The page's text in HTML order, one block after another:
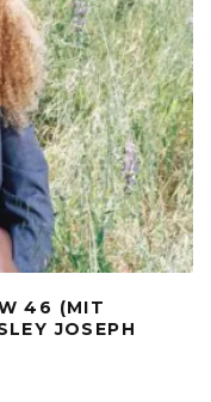
46 (MIT
JOSEPH